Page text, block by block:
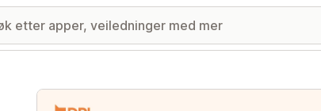
Galleri med fremhevede bilder